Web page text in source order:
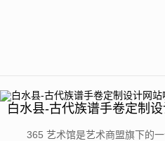
白水县-古代族谱手卷定制
​365 艺术馆是艺术商盟旗下的